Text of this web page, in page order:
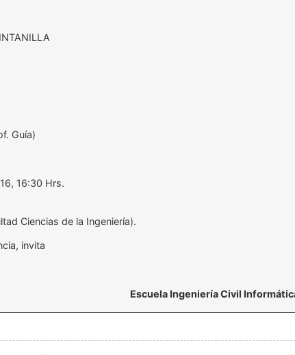
Guía)
16:30 Hrs.
Ciencias de la Ingeniería).
invita
Escuela Ingeniería Civil